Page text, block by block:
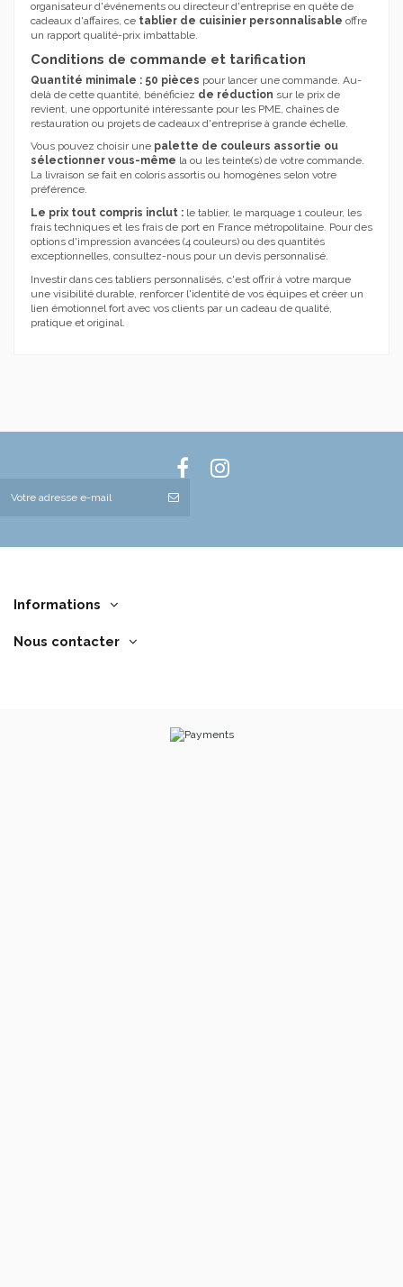
organisateur d'événements ou directeur d'entreprise en quête de
cadeaux d'affaires, ce tablier de cuisinier personnalisable offre
un rapport qualité-prix imbattable.
Conditions de commande et tarification
Quantité minimale : 50 pièces pour lancer une commande. Au-
delà de cette quantité, bénéficiez de réduction sur le prix de
revient, une opportunité intéressante pour les PME, chaînes de
restauration ou projets de cadeaux d'entreprise à grande échelle.
Vous pouvez choisir une palette de couleurs assortie ou
sélectionner vous-même la ou les teinte(s) de votre commande.
La livraison se fait en coloris assortis ou homogènes selon votre
préférence.
Le prix tout compris inclut : le tablier, le marquage 1 couleur, les
frais techniques et les frais de port en France métropolitaine. Pour des
options d'impression avancées (4 couleurs) ou des quantités
exceptionnelles, consultez-nous pour un devis personnalisé.
Investir dans ces tabliers personnalisés, c'est offrir à votre marque
une visibilité durable, renforcer l'identité de vos équipes et créer un
lien émotionnel fort avec vos clients par un cadeau de qualité,
pratique et original.
Informations
Nous contacter